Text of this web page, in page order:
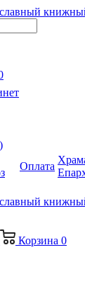
Оплата
Корзина 0